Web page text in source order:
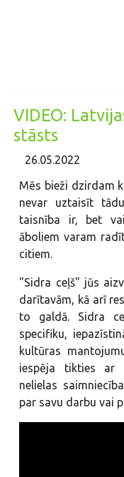
VIDEO:
stāsts
26.05.2022
Mēs bieži dzirdam
nevar uztaisīt
taisnība ir, bet
āboliem varam
citiem.
"Sidra ceļš" jūs
darītavām, kā arī
to galdā. Sidra
specifiku,
kultūras
iespēja tikties ar
nelielas
par savu darbu vai